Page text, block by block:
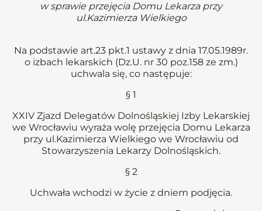
w sprawie przejęcia Domu Lekarza przy
ul.Kazimierza Wielkiego
Na podstawie art.23 pkt.1 ustawy z dnia 17.05.1989r.
o izbach lekarskich (Dz.U. nr 30 poz.158 ze zm.)
uchwala się, co następuje:
§ 1
XXIV Zjazd Delegatów Dolnośląskiej Izby Lekarskiej
we Wrocławiu wyraża wolę przejęcia Domu Lekarza
przy ul.Kazimierza Wielkiego we Wrocławiu od
Stowarzyszenia Lekarzy Dolnośląskich.
§ 2
Uchwała wchodzi w życie z dniem podjęcia.